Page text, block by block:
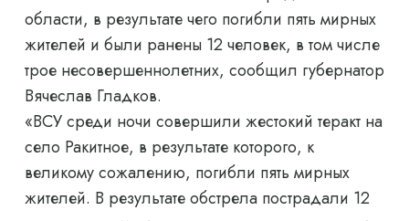
области, в результате чего погибли пять мирных
жителей и были ранены 12 человек, в том числе
трое несовершеннолетних, сообщил губернатор
Вячеслав Гладков.
«ВСУ среди ночи совершили жестокий теракт на
село Ракитное, в результате которого, к
великому сожалению, погибли пять мирных
жителей. В результате обстрела пострадали 12